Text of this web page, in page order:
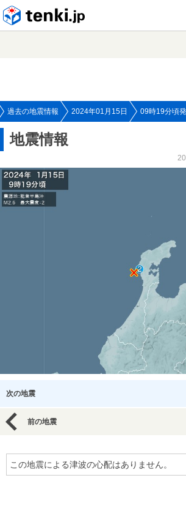
過去の地震情報 2024年01月15日 09時19分頃
地震情報
次の地震
前の地震
この地震による津波の心配はありません。